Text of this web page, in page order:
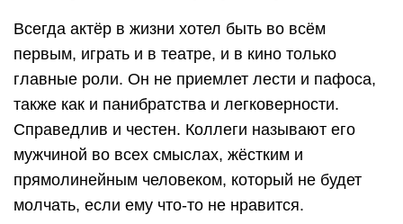
Всегда актёр в жизни хотел быть во всём
первым, играть и в театре, и в кино только
главные роли. Он не приемлет лести и пафоса,
также как и панибратства и легковерности.
Справедлив и честен. Коллеги называют его
мужчиной во всех смыслах, жёстким и
прямолинейным человеком, который не будет
молчать, если ему что-то не нравится.